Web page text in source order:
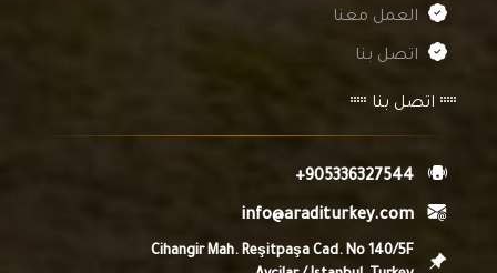
العمل معنا
اتصل بنا
اتصل بنا
+905336327544
info@araditurkey.com
Cihangir Mah. Reşitpaşa Cad. No 140/5F